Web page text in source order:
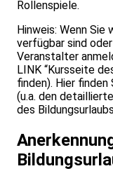
Rollenspiele.
Hinweis: Wenn
verfügbar sind
Veranstalter
LINK “Kursseite
finden). Hier
(u.a. den
des